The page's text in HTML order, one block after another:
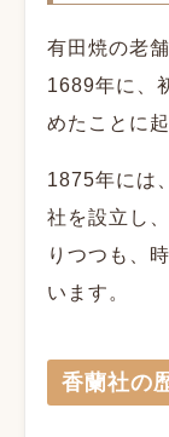
有田焼の老
1689年に、
めたことに
1875年には
社を設立し
りつつも、
います。
香蘭社の